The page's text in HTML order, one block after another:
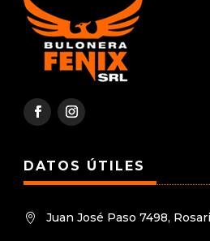
DATOS ÚTILES
 Juan José Paso 7498,